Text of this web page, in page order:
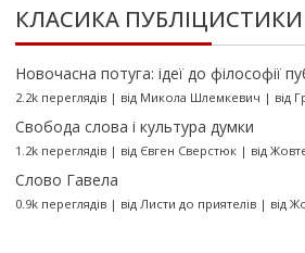
КЛАСИКА ПУБЛІЦИСТИКИ
Новочасна потуга: ідеї до філософії
2.2k переглядів| від Микола Шлемкевич | від
Свобода слова і культура думки
1.2k переглядів| від Євген Сверстюк| від
Слово Гавела
0.9k переглядів| від Листи до приятелів| від